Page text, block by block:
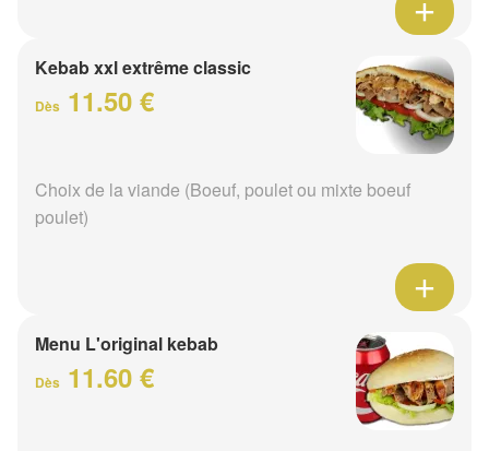
Kebab xxl extrême classic
Dès 11.50 €
Choix de la viande (Boeuf, poulet ou mixte boeuf
poulet)
Menu L'original kebab
Dès 11.60 €